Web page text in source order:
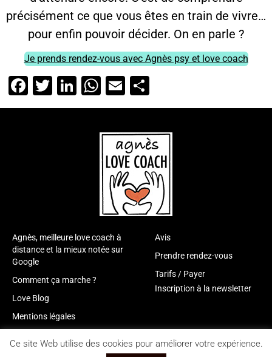
précisément ce que vous êtes en train de vivre…
pour enfin pouvoir décider. On en parle ?
Je prends rendez-vous avec Agnès psy et love coach
Facebook
Twitter
LinkedIn
WhatsApp
Email
Agnès, meilleure love coach à
distance et la mieux notée sur
Google
Comment ça marche ?
Love Blog
Mentions légales
Avis
Prendre rendez-vous
Tarifs / Payer
Inscription à la newsletter
Ce site Web utilise des cookies pour améliorer votre expérience.